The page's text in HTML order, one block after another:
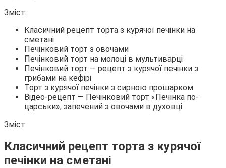
Зміст:
Класичний рецепт торта з курячої печінки на
сметані
Печінковий торт з овочами
Печінковий торт на молоці в мультиварці
Печінковий торт — рецепт з курячої печінки з
грибами на кефірі
Торт з курячої печінки з сирною прошарком
Відео-рецепт — Печінковий торт «Печінка по-
царськи», запечений з овочами в духовці
Зміст
Класичний рецепт торта з курячої
печінки на сметані